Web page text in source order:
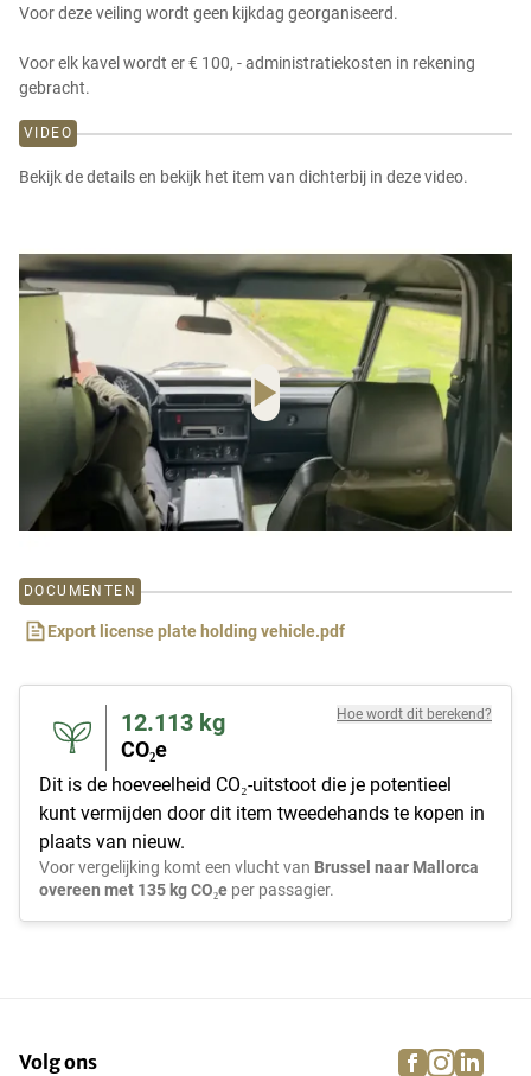
Voor deze veiling wordt geen kijkdag georganiseerd.
Voor elk kavel wordt er € 100, - administratiekosten in rekening
gebracht.
VIDEO
Bekijk de details en bekijk het item van dichterbij in deze video.
DOCUMENTEN
Export license plate holding vehicle.pdf
12.113 kg
CO₂e
Hoe wordt dit berekend?
Dit is de hoeveelheid CO₂-uitstoot die je potentieel
kunt vermijden door dit item tweedehands te kopen in
plaats van nieuw.
Voor vergelijking komt een vlucht van Brussel naar Mallorca
overeen met 135 kg CO₂e per passagier.
Volg ons facebook